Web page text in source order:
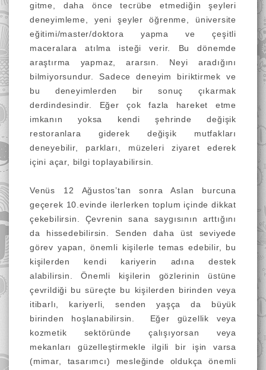
gitme, daha önce tecrübe etmediğin şeyleri
deneyimleme, yeni şeyler öğrenme, üniversite
eğitimi/master/doktora yapma ve çeşitli
maceralara atılma isteği verir. Bu dönemde
araştırma yapmaz, ararsın. Neyi aradığını
bilmiyorsundur. Sadece deneyim biriktirmek ve
bu deneyimlerden bir sonuç çıkarmak
derdindesindir. Eğer çok fazla hareket etme
imkanın yoksa kendi şehrinde değişik
restoranlara giderek değişik mutfakları
deneyebilir, parkları, müzeleri ziyaret ederek
içini açar, bilgi toplayabilirsin.
Venüs 12 Ağustos’tan sonra Aslan burcuna
geçerek 10.evinde ilerlerken toplum içinde dikkat
çekebilirsin. Çevrenin sana saygısının arttığını
da hissedebilirsin. Senden daha üst seviyede
görev yapan, önemli kişilerle temas edebilir, bu
kişilerden kendi kariyerin adına destek
alabilirsin. Önemli kişilerin gözlerinin üstüne
çevrildiği bu süreçte bu kişilerden birinden veya
itibarlı, kariyerli, senden yaşça da büyük
birinden hoşlanabilirsin. Eğer güzellik veya
kozmetik sektöründe çalışıyorsan veya
mekanları güzelleştirmekle ilgili bir işin varsa
(mimar, tasarımcı) mesleğinde oldukça önemli